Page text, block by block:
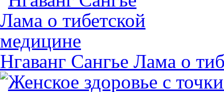
Нгаванг Сангье Лама о